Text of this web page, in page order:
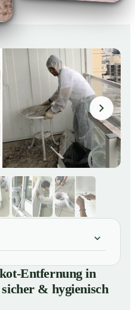
in Heidgraben –
Entfernung in
Entfernung in
& hygienisch